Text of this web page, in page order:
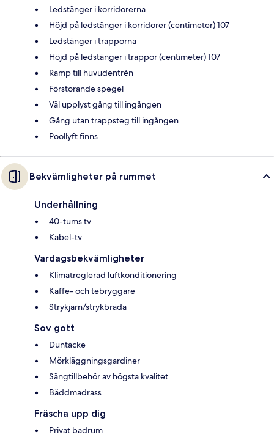
Ledstänger i korridorerna
Höjd på ledstänger i korridorer (centimeter) 107
Ledstänger i trapporna
Höjd på ledstänger i trappor (centimeter) 107
Ramp till huvudentrén
Förstorande spegel
Väl upplyst gång till ingången
Gång utan trappsteg till ingången
Poollyft finns
Bekvämligheter på rummet
Underhållning
40-tums tv
Kabel-tv
Vardagsbekvämligheter
Klimatreglerad luftkonditionering
Kaffe- och tebryggare
Strykjärn/strykbräda
Sov gott
Duntäcke
Mörkläggningsgardiner
Sängtillbehör av högsta kvalitet
Bäddmadrass
Fräscha upp dig
Privat badrum